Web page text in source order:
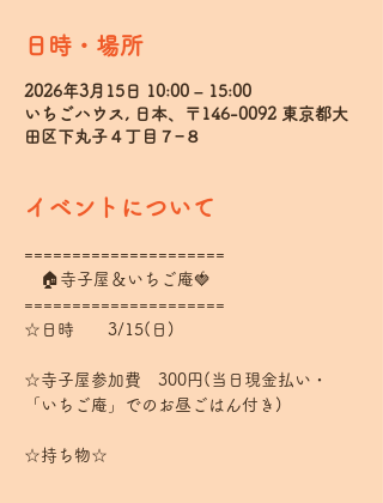
日時・場所
2026年3月15日 10:00 – 15:00
いちごハウス, 日本、〒146-0092 東京都大
田区下丸子４丁目７−８
イベントについて
=====================
🏠寺子屋＆いちご庵🍓
=====================
☆日時　　3/15(日)
☆寺子屋参加費　300円(当日現金払い・
「いちご庵」でのお昼ごはん付き)
☆持ち物☆